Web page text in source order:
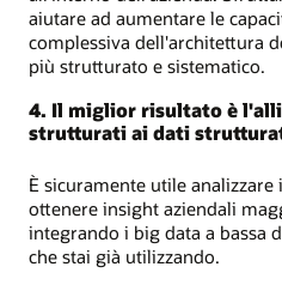
aiutare ad aumentare le
complessiva dell'architettura
più strutturato e sistematico.
4. Il miglior risultato è
strutturati ai dati
È sicuramente utile
ottenere insight aziendali
integrando i big data a bassa
che stai già utilizzando.